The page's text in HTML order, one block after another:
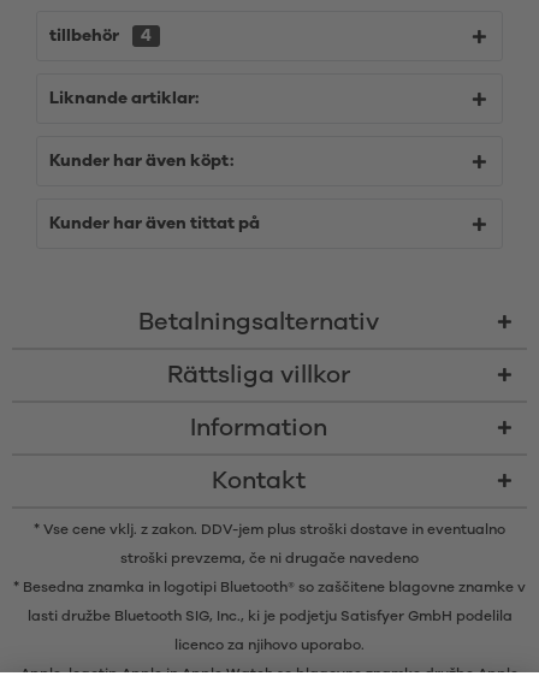
tillbehör 4
Liknande artiklar:
Kunder har även köpt:
Kunder har även tittat på
Betalningsalternativ
Rättsliga villkor
Information
Kontakt
* Vse cene vklj. z zakon. DDV-jem plus stroški dostave in eventualno
stroški prevzema, če ni drugače navedeno
* Besedna znamka in logotipi Bluetooth® so zaščitene blagovne znamke v
lasti družbe Bluetooth SIG, Inc., ki je podjetju Satisfyer GmbH podelila
licenco za njihovo uporabo.
Apple, logotip Apple in Apple Watch so blagovne znamke družbe Apple